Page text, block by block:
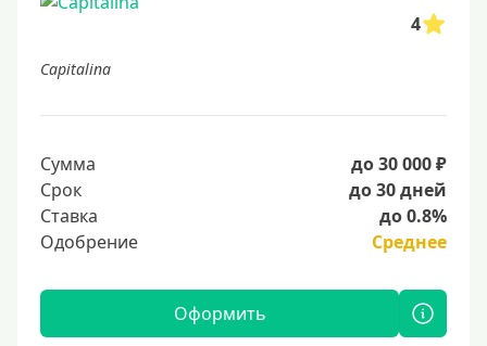
4
Capitalina
Сумма
до 30 000 ₽
Срок
до 30 дней
Ставка
до 0.8%
Одобрение
Среднее
Оформить